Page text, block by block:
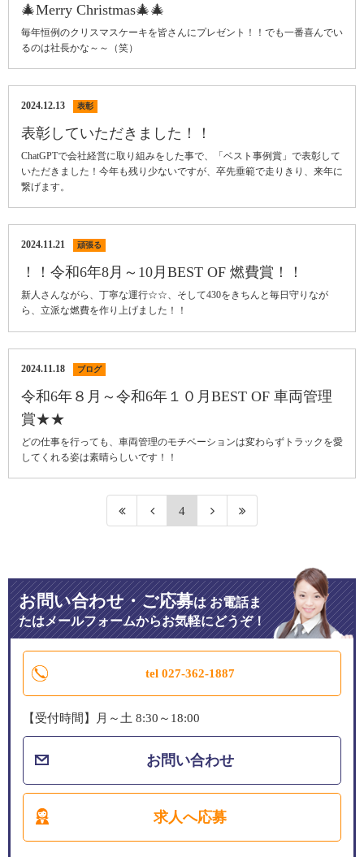
🎄Merry Christmas🎄🎄
毎年恒例のクリスマスケーキを皆さんにプレゼント！！でも一番喜んでい
るのは社長かな～～（笑）
2024.12.13 表彰
表彰していただきました！！
ChatGPTで会社経営に取り組みをした事で、「ベスト事例賞」で表彰して
いただきました！今年も残り少ないですが、卒先垂範で走りきり、来年に
繋げます。
2024.11.21 頑張る
！！令和6年8月～10月BEST OF 燃費賞！！
新人さんながら、丁寧な運行☆☆、そして430をきちんと毎日守りなが
ら、立派な燃費を作り上げました！！
2024.11.18 ブログ
令和6年８月～令和6年１０月BEST OF 車両管理
賞★★
どの仕事を行っても、車両管理のモチベーションは変わらずトラックを愛
してくれる姿は素晴らしいです！！
4
お問い合わせ・ご応募はお電話ま
たはメールフォームからお気軽にどうぞ！
tel 027-362-1887
【受付時間】月～土 8:30～18:00
お問い合わせ
求人へ応募